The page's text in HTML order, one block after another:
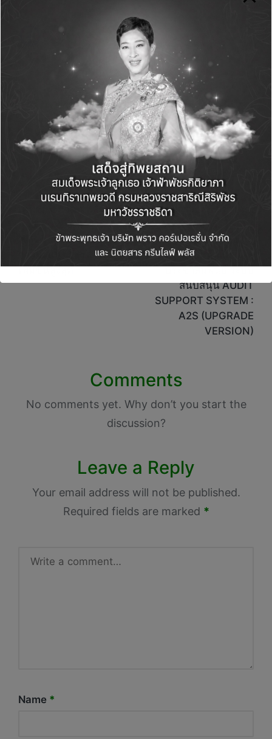
Green Life+
View All Posts
Post
navigation
PREVIOUS POST
เคทีซีเผยยอดการใช้จ่าย
ด้านการท่องเที่ยวโต
10% จีนมาแรงยอดใช้
จ่ายผ่านบัตรฯ ปรับตัว
เพิ่มขึ้นสูงสุด
NEXT POST
ธอส. ร่วมกับ สมาคมผู้
ตรวจสอบภายในแห่ง
ประเทศไทย ลงนาม
ความร่วมมือเผยแพร่
ประชาสัมพันธ์ ระบบ
สนับสนุน AUDIT
SUPPORT SYSTEM :
A2S (UPGRADE
VERSION)
Comments
No comments yet. Why don’t you start the
discussion?
Leave a Reply
Your email address will not be published.
Required fields are marked *
Name *